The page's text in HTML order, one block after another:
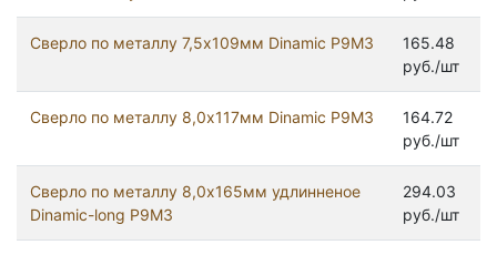
Сверло по металлу 7,5х109мм Dinamic Р9М3
165.48
руб./шт
Сверло по металлу 8,0х117мм Dinamic Р9М3
164.72
руб./шт
Сверло по металлу 8,0х165мм удлинненое
Dinamic-long Р9М3
294.03
руб./шт